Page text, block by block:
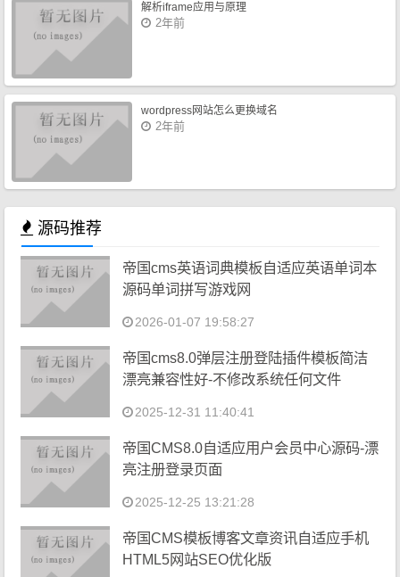
解析iframe应用与原理
2年前
wordpress网站怎么更换域名
2年前
源码推荐
帝国cms英语词典模板自适应英语单词本
源码单词拼写游戏网
2026-01-07 19:58:27
帝国cms8.0弹层注册登陆插件模板简洁
漂亮兼容性好-不修改系统任何文件
2025-12-31 11:40:41
帝国CMS8.0自适应用户会员中心源码-漂
亮注册登录页面
2025-12-25 13:21:28
帝国CMS模板博客文章资讯自适应手机
HTML5网站SEO优化版